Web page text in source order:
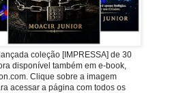
coleção [IMPRESSA] de 30
disponível também em e-book,
Clique sobre a imagem
acessar a página com todos os